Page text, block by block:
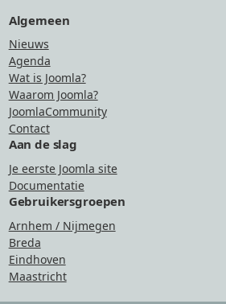
Algemeen
Nieuws
Agenda
Wat is Joomla?
Waarom Joomla?
JoomlaCommunity
Contact
Aan de slag
Je eerste Joomla site
Documentatie
Gebruikersgroepen
Arnhem / Nijmegen
Breda
Eindhoven
Maastricht